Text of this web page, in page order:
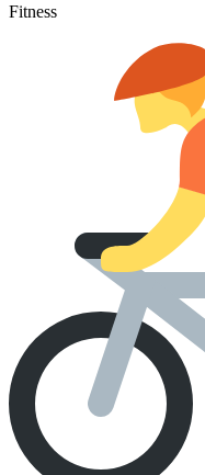
Fitness